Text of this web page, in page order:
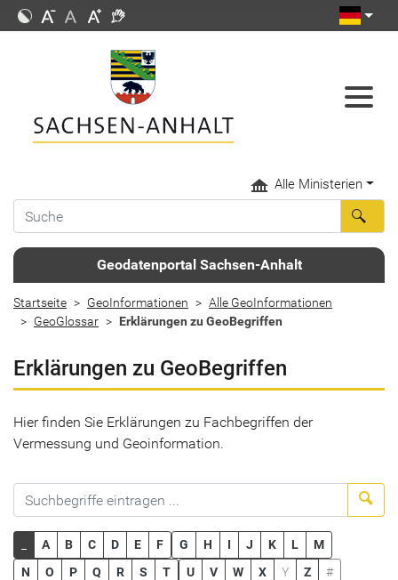
Alle Ministerien
Geodatenportal Sachsen-Anhalt
Startseite GeoInformationen
Alle GeoInformationen
GeoGlossar
Erklärungen zu GeoBegriffen
Erklärungen zu GeoBegriffen
Hier finden Sie Erklärungen zu Fachbegriffen der
Vermessung und Geoinformation.
A B C D E F G H I J K L
M
N
O P Q R S T U V W X Y Z #